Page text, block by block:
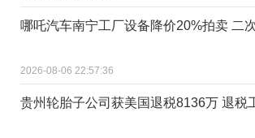
哪吒汽车南宁工厂设备降价20%拍卖 二
2026-08-06 22:57:36
贵州轮胎子公司获美国退税8136万 退税